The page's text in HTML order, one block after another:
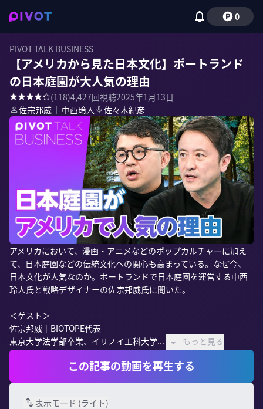
0
PIVOT TALK BUSINESS
【アメリカから見た日本文化】ポートランド
の日本庭園が大人気の理由
(118)4,427回視聴2025年1月13日
佐宗邦威 ｜ 中西玲人 佐々木紀彦
アメリカにおいて、漫画・アニメなどのポップカルチャーに加え
て、日本庭園などの伝統文化への関心も高まっている。なぜ今、
日本文化が人気なのか。ポートランドで日本庭園を運営する中西
玲人氏と戦略デザイナーの佐宗邦威氏に聞いた。
＜ゲスト＞
佐宗邦威｜BIOTOPE代表
東京大学法学部卒業、イリノイ工科大学...
もっと見る
この記事の動画を再生する
表示モード (ライト)